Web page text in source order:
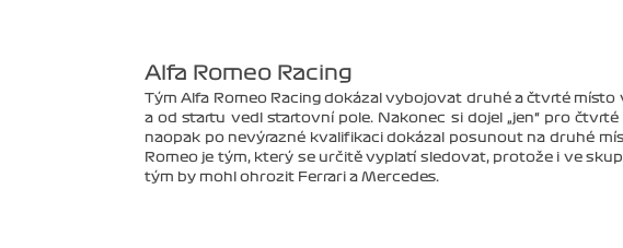
Alfa Romeo Racing
Tým Alfa Romeo Racing dokázal vybojovat druhé a čtvrté
a od startu vedl startovní pole. Nakonec si dojel „jen“ pro
naopak po nevýrazné kvalifikaci dokázal posunout na druhé
Romeo je tým, který se určitě vyplatí sledovat, protože i ve
tým by mohl ohrozit Ferrari a Mercedes.